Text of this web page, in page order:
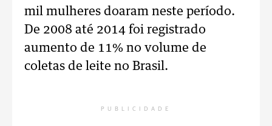
mil mulheres doaram neste período.
De 2008 até 2014 foi registrado
aumento de 11% no volume de
coletas de leite no Brasil.
PUBLICIDADE